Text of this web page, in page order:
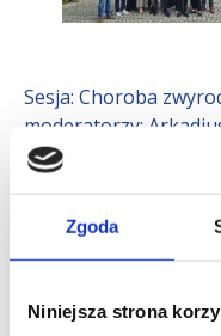
Zgoda
Niniejsza strona
Sesja: Choroba
moderatorzy:
lek. Urszula
lek. Andrzej
Sesja: Osteotomie I
Łukasz Luboiński,
lek. Łukasz